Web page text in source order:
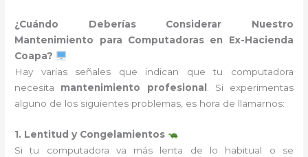
¿Cuándo Deberías Considerar Nuestro
Mantenimiento para Computadoras en Ex-Hacienda
Coapa?
Hay varias señales que indican que tu computadora
necesita mantenimiento profesional . Si experimentas
alguno de los siguientes problemas, es hora de llamarnos:
1. Lentitud y Congelamientos
Si tu computadora va más lenta de lo habitual o se